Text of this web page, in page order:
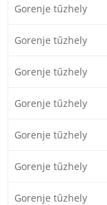
Gorenje tűzhely
Gorenje tűzhely
Gorenje tűzhely
Gorenje tűzhely
Gorenje tűzhely
Gorenje tűzhely
Gorenje tűzhely